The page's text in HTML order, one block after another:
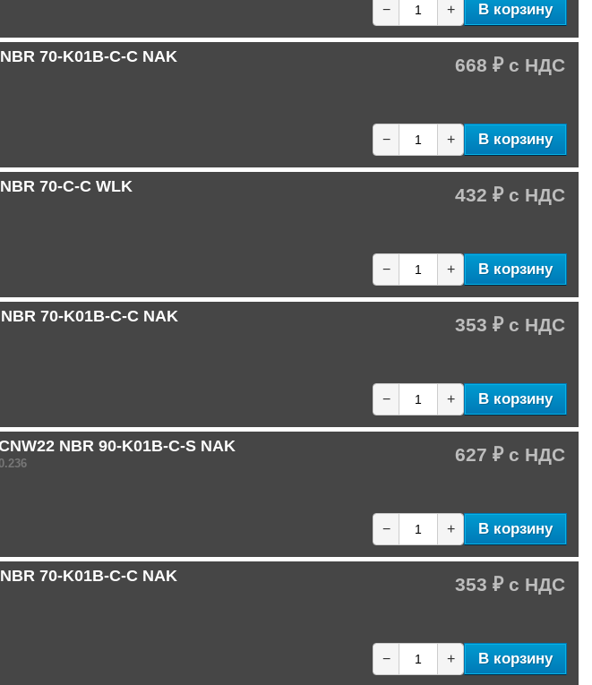
− + В корзину
70-K01B-C-C NAK 668 ₽
− + В корзину
70-C-C WLK 432 ₽
− + В корзину
70-K01B-C-C NAK 353 ₽
− + В корзину
NBR 90-K01B-C-S NAK 627 ₽
− + В корзину
70-K01B-C-C NAK 353 ₽
− + В корзину